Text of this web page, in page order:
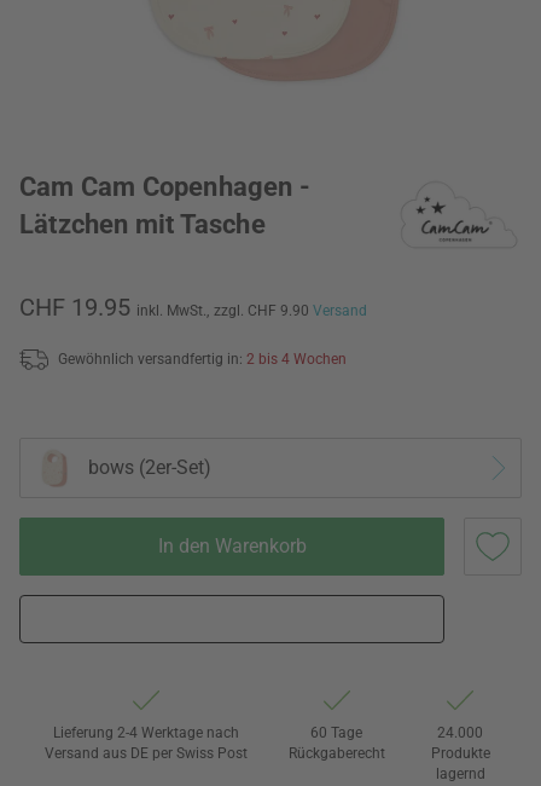
Cam Cam Copenhagen -
Lätzchen mit Tasche
CHF 19.95 inkl. MwSt., zzgl. CHF 9.90 Versand
Gewöhnlich versandfertig in: 2 bis 4 Wochen
bows (2er-Set)
In den Warenkorb
Lieferung 2-4 Werktage nach
Versand aus DE per Swiss Post
60 Tage
Rückgaberecht
24.000
Produkte
lagernd